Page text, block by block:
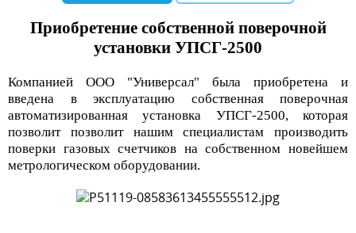
Приобретение собственной поверочной
установки УПСГ-2500
Компанией ООО "Универсал" была приобретена и
введена в эксплуатацию собственная поверочная
автоматизированная установка УПСГ-2500, которая
позволит позволит нашим специалистам производить
поверки газовых счетчиков на собственном новейшем
метрологическом оборудовании.